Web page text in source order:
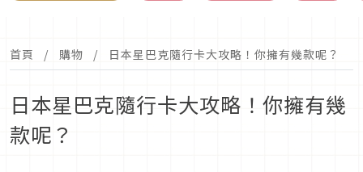
首頁 購物 日本星巴克隨行卡大攻略！你擁有幾款呢？
日本星巴克隨行卡大攻略！你擁有幾
款呢？